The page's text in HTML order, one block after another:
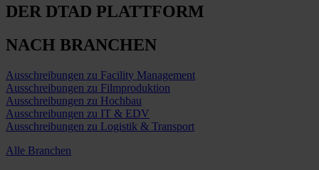
DER DTAD PLATTFORM
NACH BRANCHEN
Ausschreibungen zu Facility Management
Ausschreibungen zu Filmproduktion
Ausschreibungen zu Hochbau
Ausschreibungen zu IT & EDV
Ausschreibungen zu Logistik & Transport
Alle Branchen